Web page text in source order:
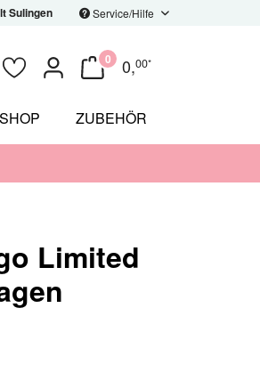
Sulingen Service/Hilfe
0 0,00*
ZUBEHÖR
Limited